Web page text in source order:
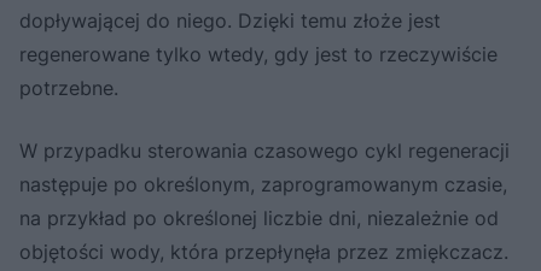
dopływającej do niego. Dzięki temu złoże jest
regenerowane tylko wtedy, gdy jest to rzeczywiście
potrzebne.
W przypadku sterowania czasowego cykl regeneracji
następuje po określonym, zaprogramowanym czasie,
na przykład po określonej liczbie dni, niezależnie od
objętości wody, która przepłynęła przez zmiękczacz.